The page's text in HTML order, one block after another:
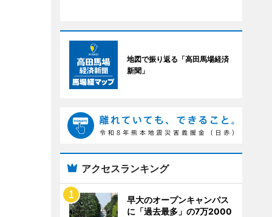
地図で振り返る「高田馬場経済
新聞」
アクセスランキング
早大のオープンキャンパス
に「過去最多」の7万2000